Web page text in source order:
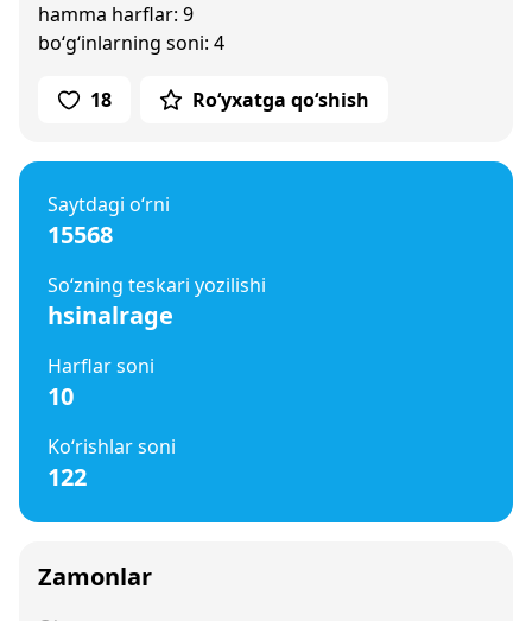
hamma harflar: 9
bo‘g‘inlarning soni: 4
18 Ro‘yxatga qo‘shish
Saytdagi o‘rni
15568
So‘zning teskari yozilishi
hsinalrage
Harflar soni
10
Ko‘rishlar soni
122
Zamonlar